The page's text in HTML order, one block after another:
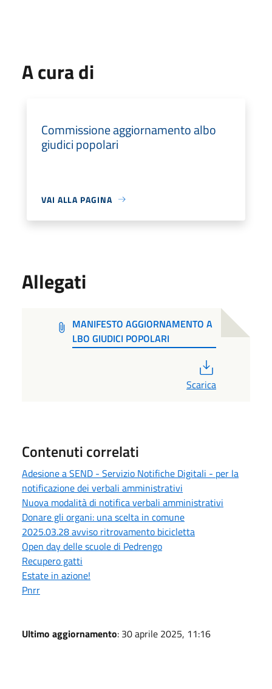
A cura di
Commissione aggiornamento albo
giudici popolari
VAI ALLA PAGINA
Allegati
MANIFESTO AGGIORNAMENTO A
LBO GIUDICI POPOLARI
Scarica
Contenuti correlati
Adesione a SEND - Servizio Notifiche Digitali - per la
notificazione dei verbali amministrativi
Nuova modalità di notifica verbali amministrativi
Donare gli organi: una scelta in comune
2025.03.28 avviso ritrovamento bicicletta
Open day delle scuole di Pedrengo
Recupero gatti
Estate in azione!
Pnrr
Ultimo aggiornamento: 30 aprile 2025, 11:16